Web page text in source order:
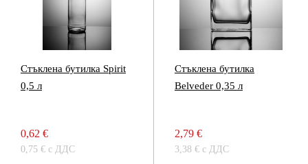
Стъклена бутилка Spirit
0,5 л
0,62 €
0,75 € с ДДС
Стъклена бутилка
Belveder 0,35 л
2,79 €
3,38 € с ДДС